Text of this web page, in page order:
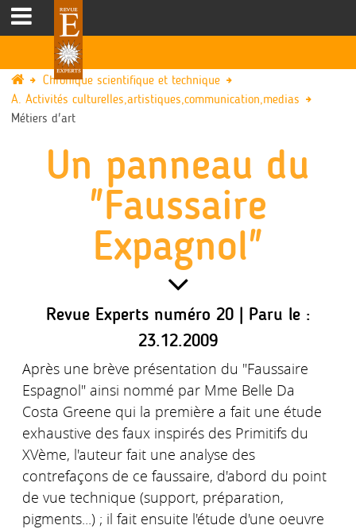
Chronique scientifique et technique
A. Activités culturelles,artistiques,communication,medias
Métiers d'art
Un panneau du
"Faussaire
Expagnol"
Revue Experts numéro 20 | Paru le :
23.12.2009
Après une brève présentation du "Faussaire
Espagnol" ainsi nommé par Mme Belle Da
Costa Greene qui la première a fait une étude
exhaustive des faux inspirés des Primitifs du
XVème, l'auteur fait une analyse des
contrefaçons de ce faussaire, d'abord du point
de vue technique (support, préparation,
pigments...) ; il fait ensuite l'étude d'une oeuvre